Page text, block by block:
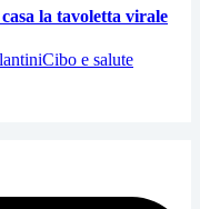
la tavoletta virale
Cibo e salute